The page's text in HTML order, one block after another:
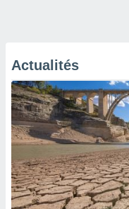
Actualités